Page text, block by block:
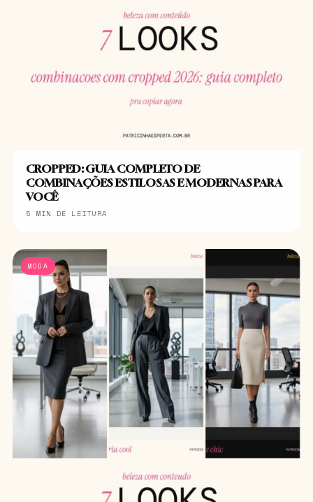
CROPPED: GUIA COMPLETO DE
COMBINAÇÕES ESTILOSAS E MODERNAS PARA
VOCÊ
5 MIN DE LEITURA
MODA